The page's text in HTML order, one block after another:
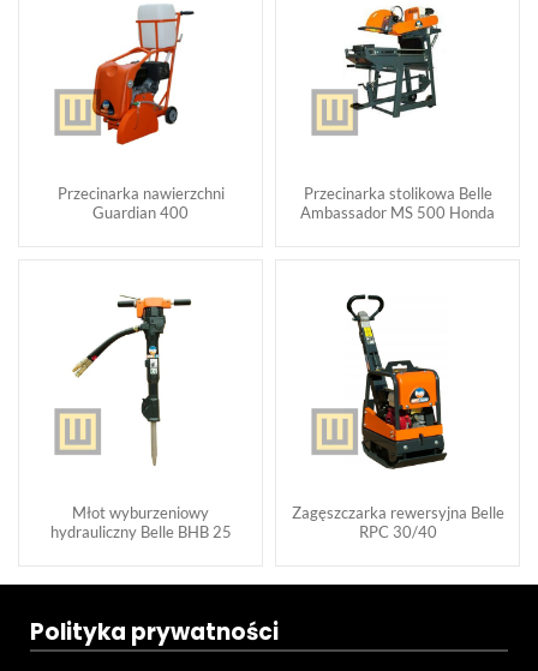
Przecinarka nawierzchni
Guardian 400
Przecinarka stolikowa Belle
Ambassador MS 500 Honda
Młot wyburzeniowy
hydrauliczny Belle BHB 25
Zagęszczarka rewersyjna Belle
RPC 30/40
Polityka prywatności